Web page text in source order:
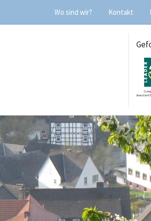
Wo sind wir? Kontakt